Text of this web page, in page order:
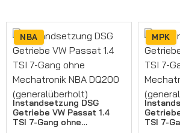
NBA
Instandsetzung DSG
Getriebe VW Passat 1.4
TSI 7-Gang ohne
MPK
TSI 7-